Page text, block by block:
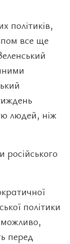
політиків,
все ще
людей, ніж
політики
перед